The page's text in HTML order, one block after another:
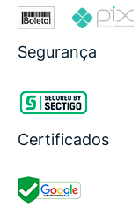
Segurança
Certificados